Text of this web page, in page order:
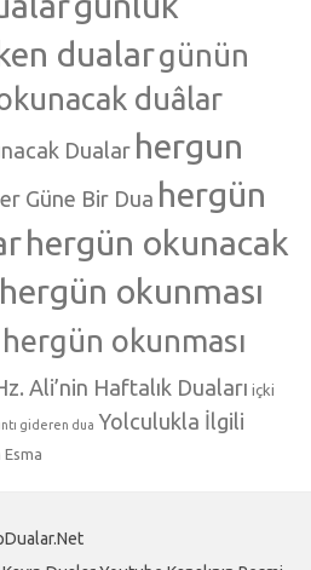
dualargünün
duâlar
Dualar hergun
Güne Bir Dua hergün
hergün okunacak
hergün okunması
hergün okunması
Ali’nin Haftalık Duaları içki
gideren dua Yolculukla İlgili